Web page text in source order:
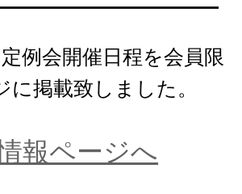
例会開催日程を会員限
に掲載致しました。
報ページへ